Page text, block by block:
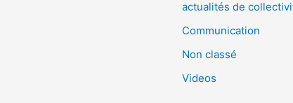
actualités de
Communication
Non classé
Videos